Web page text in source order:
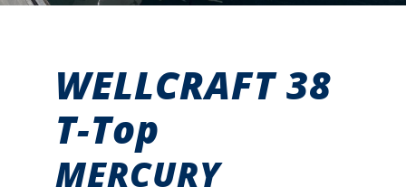
WELLCRAFT 38
T-Top
MERCURY